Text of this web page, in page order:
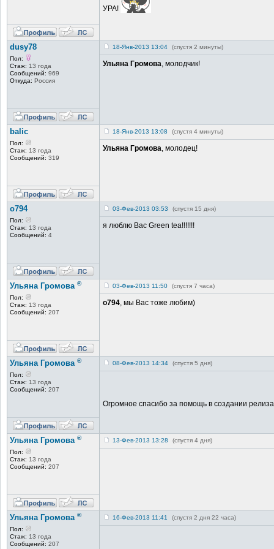
УРА!
dusy78
Пол:
Стаж: 13 года
Сообщений: 969
Откуда: Россия
18-Янв-2013 13:04 (спустя 2 минуты)
Ульяна Громова , молодчик!
balic
Пол:
Стаж: 13 года
Сообщений: 319
18-Янв-2013 13:08 (спустя 4 минуты)
Ульяна Громова , молодец!
o794
Пол:
Стаж: 13 года
Сообщений: 4
03-Фев-2013 03:53 (спустя 15 дня)
я люблю Вас Green tea!!!!!!!
Ульяна Громова ®
Пол:
Стаж: 13 года
Сообщений: 207
03-Фев-2013 11:50 (спустя 7 часа)
o794 , мы Вас тоже любим)
Ульяна Громова ®
Пол:
Стаж: 13 года
Сообщений: 207
08-Фев-2013 14:34 (спустя 5 дня)
Огромное спасибо за помощь в создании
Ульяна Громова ®
Пол:
Стаж: 13 года
Сообщений: 207
13-Фев-2013 13:28 (спустя 4 дня)
Ульяна Громова ®
Пол:
Стаж: 13 года
Сообщений: 207
16-Фев-2013 11:41 (спустя 2 дня 22 часа)